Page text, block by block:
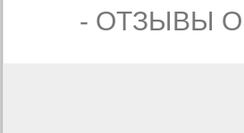
- ОТЗЫВЫ